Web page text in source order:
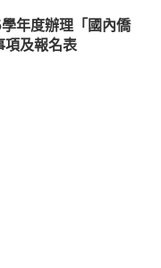
年度辦理「國內僑
項及報名表